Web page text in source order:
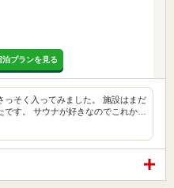
プランを見る
っそく入ってみました。 施設はまだ
です。 サウナが好きなのでこれか…